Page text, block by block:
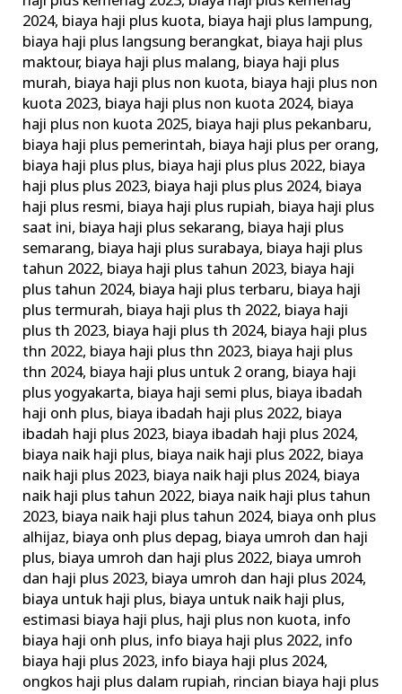
2024, biaya haji plus kuota, biaya haji plus lampung,
biaya haji plus langsung berangkat, biaya haji plus
maktour, biaya haji plus malang, biaya haji plus
murah, biaya haji plus non kuota, biaya haji plus non
kuota 2023, biaya haji plus non kuota 2024, biaya
haji plus non kuota 2025, biaya haji plus pekanbaru,
biaya haji plus pemerintah, biaya haji plus per orang,
biaya haji plus plus, biaya haji plus plus 2022, biaya
haji plus plus 2023, biaya haji plus plus 2024, biaya
haji plus resmi, biaya haji plus rupiah, biaya haji plus
saat ini, biaya haji plus sekarang, biaya haji plus
semarang, biaya haji plus surabaya, biaya haji plus
tahun 2022, biaya haji plus tahun 2023, biaya haji
plus tahun 2024, biaya haji plus terbaru, biaya haji
plus termurah, biaya haji plus th 2022, biaya haji
plus th 2023, biaya haji plus th 2024, biaya haji plus
thn 2022, biaya haji plus thn 2023, biaya haji plus
thn 2024, biaya haji plus untuk 2 orang, biaya haji
plus yogyakarta, biaya haji semi plus, biaya ibadah
haji onh plus, biaya ibadah haji plus 2022, biaya
ibadah haji plus 2023, biaya ibadah haji plus 2024,
biaya naik haji plus, biaya naik haji plus 2022, biaya
naik haji plus 2023, biaya naik haji plus 2024, biaya
naik haji plus tahun 2022, biaya naik haji plus tahun
2023, biaya naik haji plus tahun 2024, biaya onh plus
alhijaz, biaya onh plus depag, biaya umroh dan haji
plus, biaya umroh dan haji plus 2022, biaya umroh
dan haji plus 2023, biaya umroh dan haji plus 2024,
biaya untuk haji plus, biaya untuk naik haji plus,
estimasi biaya haji plus, haji plus non kuota, info
biaya haji onh plus, info biaya haji plus 2022, info
biaya haji plus 2023, info biaya haji plus 2024,
ongkos haji plus dalam rupiah, rincian biaya haji plus